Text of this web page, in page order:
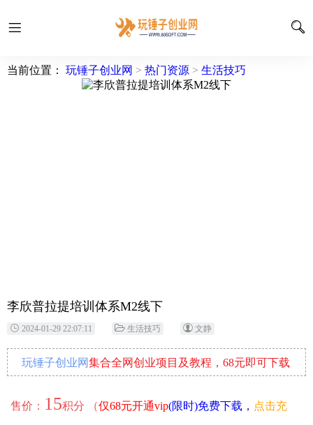
当前位置： 玩锤子创业网 > 热门资源 > 生活技巧
李欣普拉提培训体系M2线下
2024-01-29 22:07:11 生活技巧 文静
玩锤子创业网集合全网创业项目及教程，68元即可下载
售价： 15积分 （仅68元开通vip(限时)免费下载， 点击充